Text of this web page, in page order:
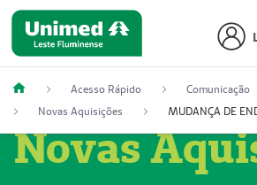
Acesso Rápido
Comunicação
Novas Aquisições
Novas